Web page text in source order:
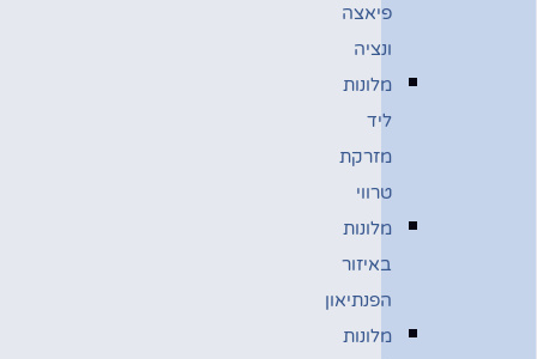
פיאצה
ונציה
מלונות
ליד
מזרקת
טרווי
מלונות
באיזור
הפנתיאון
מלונות